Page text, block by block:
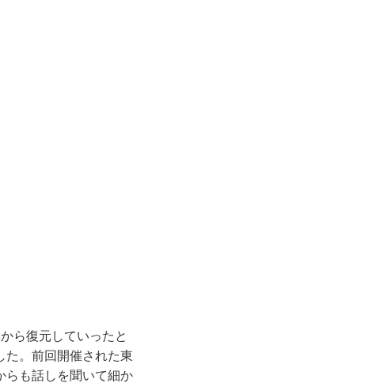
ら復元していったと
た。前回開催された東
らも話しを聞いて細か